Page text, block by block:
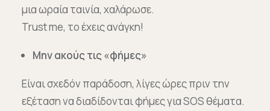
μια ωραία ταινία, χαλάρωσε.
Trust me, το έχεις ανάγκη!
Μην ακούς τις «φήμες»
Είναι σχεδόν παράδοση, λίγες ώρες πριν την
εξέταση να διαδίδονται φήμες για SOS θέματα.